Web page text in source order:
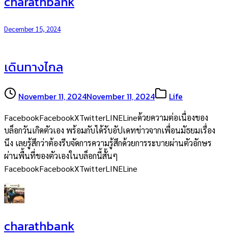
December 15, 2024
เดินทางไกล
November 11, 2024November 11, 2024 Life
FacebookFacebookXTwitterLINELineด้วยความต่อเนื่องของ
บล็อกวันเกิดตัวเอง พร้อมกับได้รับอัปเดทข่าวจากเพื่อนมัธยมเรื่อง
นึง เลยรู้สึกว่าต้องรีบจัดการความรู้สึกด้วยการระบายผ่านตัวอักษร
ผ่านพื้นที่ของตัวเองในบล็อกนี้สั้นๆ
FacebookFacebookXTwitterLINELine
charathbank